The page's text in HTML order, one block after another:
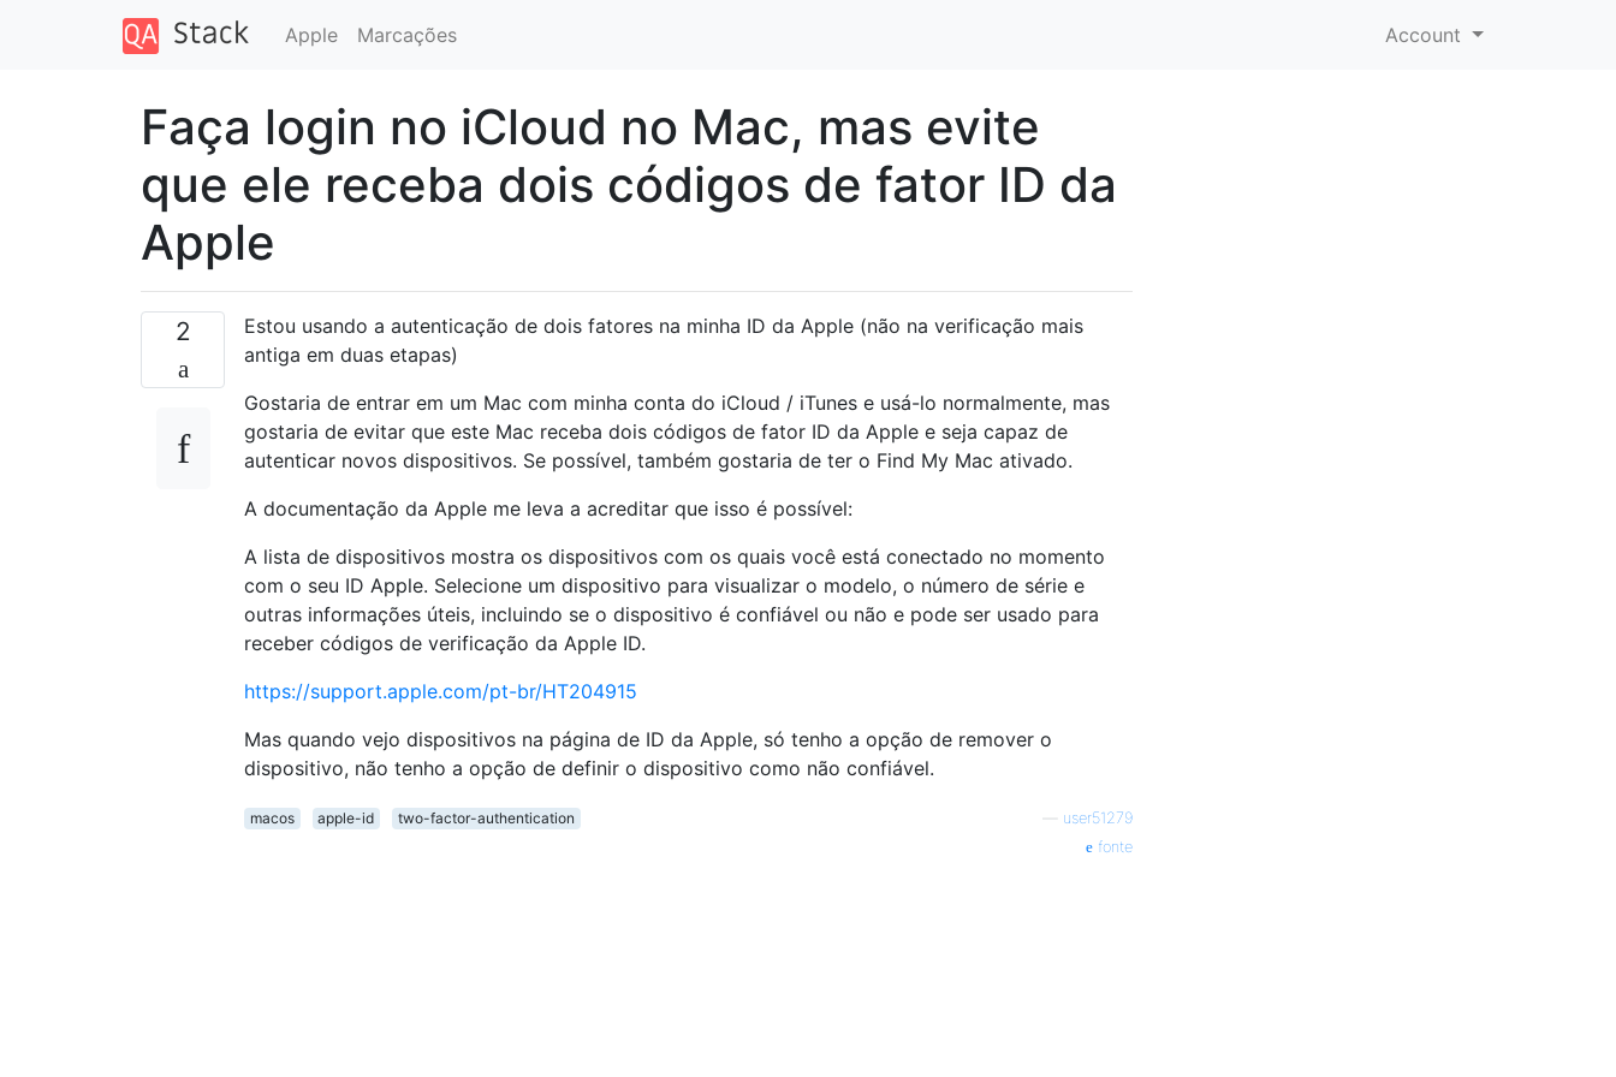
Apple Marcações Account
Faça login no iCloud no Mac, mas evite
que ele receba dois códigos de fator ID da
Apple
2
Estou usando a autenticação de dois fatores na minha ID da Apple (não na verificação mais
antiga em duas etapas)
Gostaria de entrar em um Mac com minha conta do iCloud / iTunes e usá-lo normalmente, mas
gostaria de evitar que este Mac receba dois códigos de fator ID da Apple e seja capaz de
autenticar novos dispositivos. Se possível, também gostaria de ter o Find My Mac ativado.
A documentação da Apple me leva a acreditar que isso é possível:
A lista de dispositivos mostra os dispositivos com os quais você está conectado no momento
com o seu ID Apple. Selecione um dispositivo para visualizar o modelo, o número de série e
outras informações úteis, incluindo se o dispositivo é confiável ou não e pode ser usado para
receber códigos de verificação da Apple ID.
https://support.apple.com/pt-br/HT204915
Mas quando vejo dispositivos na página de ID da Apple, só tenho a opção de remover o
dispositivo, não tenho a opção de definir o dispositivo como não confiável.
macos apple-id two-factor-authentication
user51279
fonte